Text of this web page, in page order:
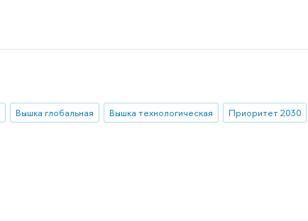
Вышка глобальная Вышка технологическая
Приоритет 2030